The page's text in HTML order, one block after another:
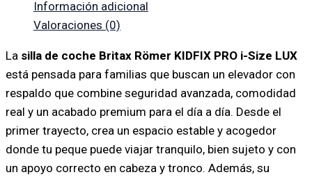
Información adicional
Valoraciones (0)
La silla de coche Britax Römer KIDFIX PRO i-Size LUX
está pensada para familias que buscan un elevador con
respaldo que combine seguridad avanzada, comodidad
real y un acabado premium para el día a día. Desde el
primer trayecto, crea un espacio estable y acogedor
donde tu peque puede viajar tranquilo, bien sujeto y con
un apoyo correcto en cabeza y tronco. Además, su